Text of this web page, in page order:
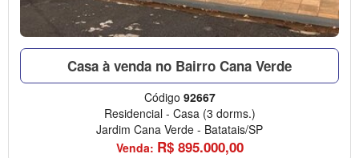
Casa à venda no Bairro Cana Verde
Código 92667
Residencial - Casa (3 dorms.)
Jardim Cana Verde - Batatais/SP
Venda: R$ 895.000,00